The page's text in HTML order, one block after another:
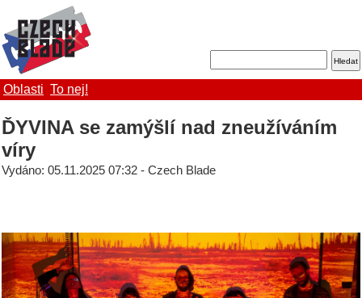
Oblasti To nej!
ĎYVINA se zamýšlí nad zneužíváním
víry
Vydáno: 05.11.2025 07:32 - Czech Blade